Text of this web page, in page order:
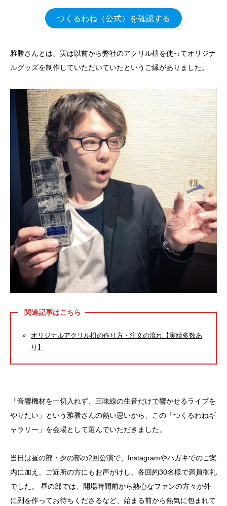
つくるわね（公式）を確認する
雅勝さんとは、実は以前から弊社のアクリル枡を使ってオリジナ
ルグッズを制作していただいていたというご縁がありました。
関連記事はこちら
オリジナルアクリル枡の作り方・注文の流れ【実績多数あ
り】
「音響機材を一切入れず、三味線の生音だけで響かせるライブを
やりたい」という雅勝さんの熱い思いから、この「つくるわねギ
ャラリー」を会場として選んでいただきました。
当日は昼の部・夕の部の2回公演で、Instagramやハガキでのご案
内に加え、ご近所の方にもお声がけし、各回約30名様で満員御礼
でした。 昼の部では、開場時間前から熱心なファンの方々が外
に列を作ってお待ちくださるなど、始まる前から熱気に包まれて